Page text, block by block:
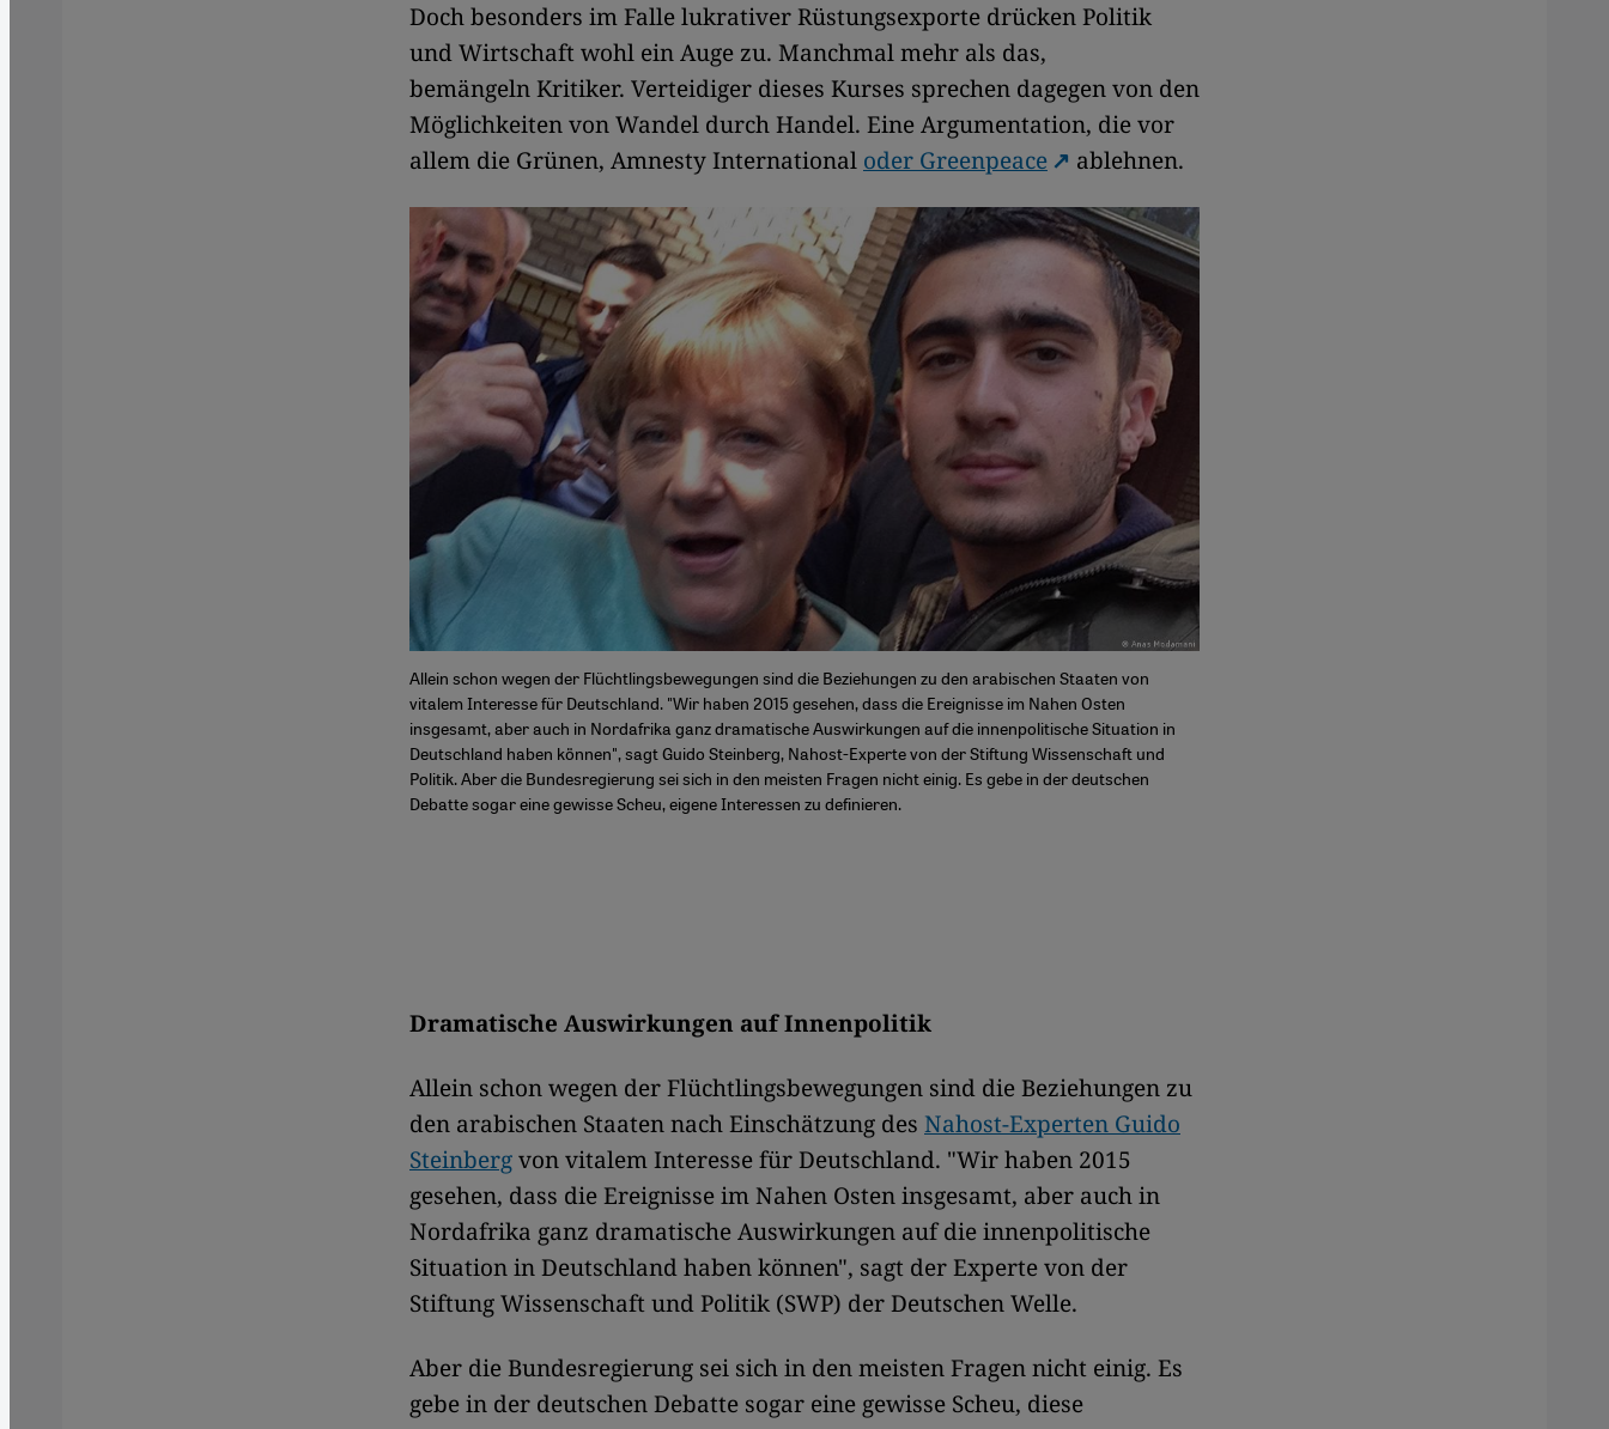
Doch besonders im Falle lukrativer Rüstungsexporte drücken Politik
und Wirtschaft wohl ein Auge zu. Manchmal mehr als das,
bemängeln Kritiker. Verteidiger dieses Kurses sprechen dagegen von den
Möglichkeiten von Wandel durch Handel. Eine Argumentation, die vor
allem die Grünen, Amnesty International oder Greenpeace ablehnen.
Allein schon wegen der Flüchtlingsbewegungen sind die Beziehungen zu den arabischen Staaten von
vitalem Interesse für Deutschland. "Wir haben 2015 gesehen, dass die Ereignisse im Nahen Osten
insgesamt, aber auch in Nordafrika ganz dramatische Auswirkungen auf die innenpolitische Situation in
Deutschland haben können", sagt Guido Steinberg, Nahost-Experte von der Stiftung Wissenschaft und
Politik. Aber die Bundesregierung sei sich in den meisten Fragen nicht einig. Es gebe in der deutschen
Debatte sogar eine gewisse Scheu, eigene Interessen zu definieren.
Dramatische Auswirkungen auf Innenpolitik
Allein schon wegen der Flüchtlingsbewegungen sind die Beziehungen zu
den arabischen Staaten nach Einschätzung des Nahost-Experten Guido
Steinbergvon vitalem Interesse für Deutschland. "Wir haben 2015
gesehen, dass die Ereignisse im Nahen Osten insgesamt, aber auch in
Nordafrika ganz dramatische Auswirkungen auf die innenpolitische
Situation in Deutschland haben können", sagt der Experte von der
Stiftung Wissenschaft und Politik (SWP) der Deutschen Welle.
Aber die Bundesregierung sei sich in den meisten Fragen nicht einig. Es
gebe in der deutschen Debatte sogar eine gewisse Scheu, diese